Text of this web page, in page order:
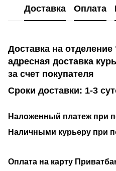
Доставка Оплата
Доставка на
адресная доставка
за счет покупателя
Сроки доставки: 1-3
Наложенный платеж при
Наличными курьеру при
Оплата на карту